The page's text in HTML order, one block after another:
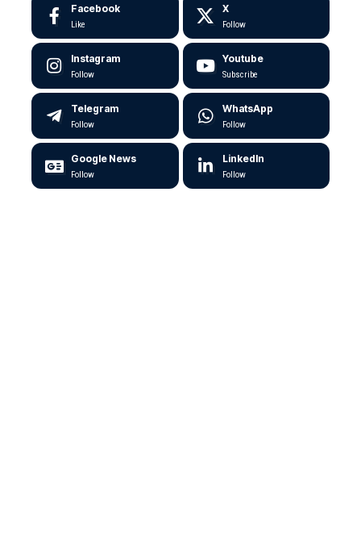
Facebook
Like
X
Follow
Instagram
Follow
Youtube
Subscribe
Telegram
Follow
WhatsApp
Follow
Google News
Follow
LinkedIn
Follow